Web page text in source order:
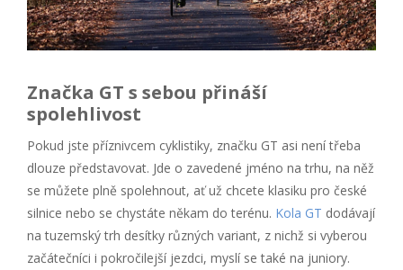
Značka GT s sebou přináší
spolehlivost
Pokud jste příznivcem cyklistiky, značku GT asi není třeba
dlouze představovat. Jde o zavedené jméno na trhu, na něž
se můžete plně spolehnout, ať už chcete klasiku pro české
silnice nebo se chystáte někam do terénu. Kola GT dodávají
na tuzemský trh desítky různých variant, z nichž si vyberou
začátečníci i pokročilejší jezdci, myslí se také na juniory.